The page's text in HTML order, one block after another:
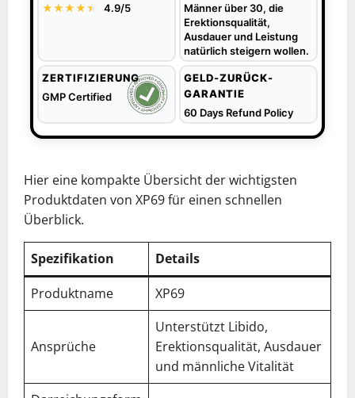
★★★★★
★ 4.9/5
Männer über 30, die
Erektionsqualität,
Ausdauer und Leistung
natürlich steigern wollen.
ZERTIFIZIERUNG
GMP Certified
GELD-ZURÜCK-
GARANTIE
60 Days Refund Policy
Hier eine kompakte Übersicht der wichtigsten
Produktdaten von XP69 für einen schnellen
Überblick.
Spezifikation
Details
Produktname
XP69
Ansprüche
Unterstützt Libido,
Erektionsqualität, Ausdauer
und männliche Vitalität